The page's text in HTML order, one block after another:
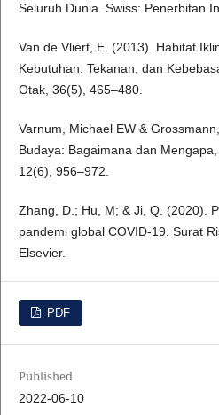
Seluruh Dunia. Swiss: Penerbitan
Van de Vliert, E. (2013). Habitat
Kebutuhan, Tekanan, dan
Otak, 36(5), 465–480.
Varnum, Michael EW &
Budaya: Bagaimana dan
12(6), 956–972.
Zhang, D.; Hu, M; & Ji, Q. (2020).
pandemi global COVID-19. Surat
Elsevier.
PDF
Published
2022-06-10